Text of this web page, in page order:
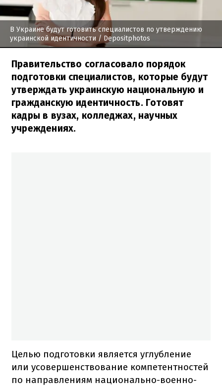
В Украине будут готовить специалистов по утверждению
украинской идентичности / Depositphotos
Правительство согласовало порядок
подготовки специалистов, которые будут
утверждать украинскую национальную и
гражданскую идентичность. Готовят
кадры в вузах, колледжах, научных
учреждениях.
Целью подготовки является углубление
или усовершенствование компетентностей
по направлениям национально-военно-